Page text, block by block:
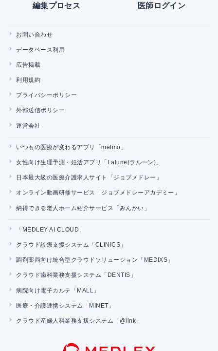
編集プロセス 医師ログイン
お問い合わせ
データベース利用
広告掲載
利用規約
プライバシーポリシー
外部送信ポリシー
運営会社
いつもの医療が変わるアプリ「melmo」
女性向け生理予測・妊活アプリ「Lalune(ラルーン)」
日本最大級の医療介護求人サイト「ジョブメドレー」
オンライン動画研修サービス「ジョブメドレーアカデミー」
納得できる老人ホーム紹介サービス「みんかい」
「MEDLEY AI CLOUD」
クラウド診療支援システム「CLINICS」
調剤薬局向け統合型クラウドソリューション「MEDIXS」
クラウド歯科業務支援システム「DENTIS」
病院向け電子カルテ「MALL」
医療・介護連携システム「MINET」
クラウド産婦人科業務支援システム「@link」